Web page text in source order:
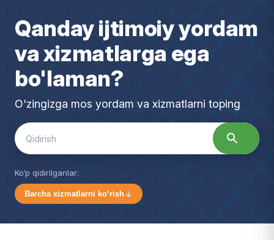
mtiy oz
Qanday ijtimoiy yordam
va xizmatlarga ega
bo'laman?
O'zingizga mos yordam va xizmatlarni toping
Search
for:
Ko‘p qidirilganlar:
Barcha xizmatlarni ko‘rish